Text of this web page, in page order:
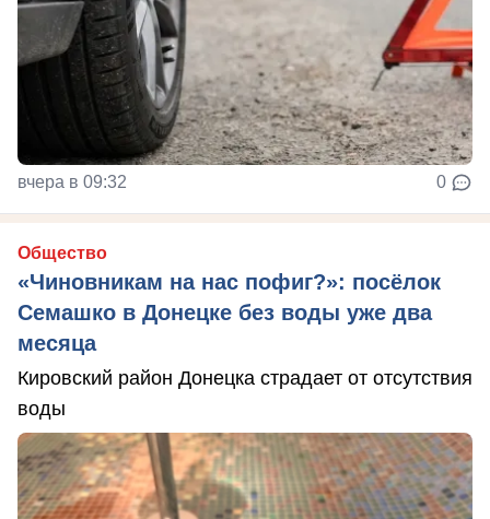
вчера в 09:32 0
Общество
«Чиновникам на нас пофиг?»: посёлок
Семашко в Донецке без воды уже два
месяца
Кировский район Донецка страдает от отсутствия
воды